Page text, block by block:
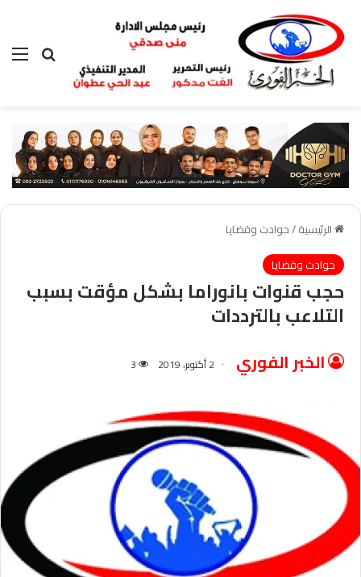
بحث عن
الرئيسية/حوادث وقضايا
حوادث وقضايا
حجب قنوات بانوراما بشكل مؤقت بسبب
التلاعب بالترددات
الخبر الفوري 2 أكتوبر، 2019 3